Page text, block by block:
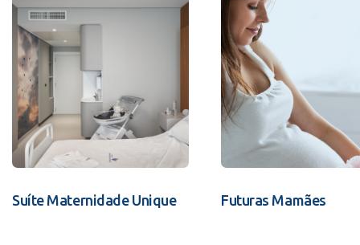
Suíte Maternidade Unique Futuras Mamães